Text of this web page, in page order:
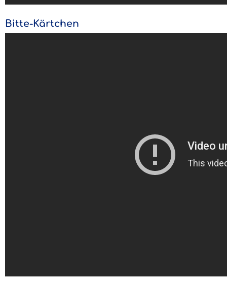
Bitte-Kärtchen